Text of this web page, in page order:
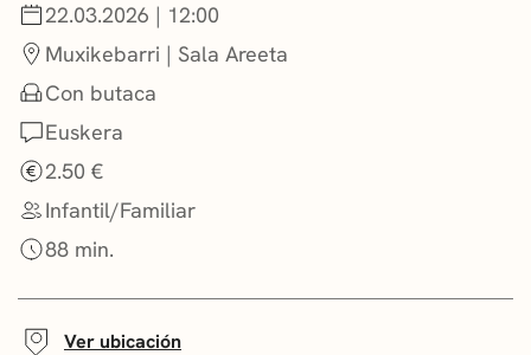
ASOCIACIONES CULTURALES
22.03.2026 | 12:00
Muxikebarri | Sala Areeta
Con butaca
Euskera
2.50 €
Infantil/Familiar
88 min.
Ver ubicación